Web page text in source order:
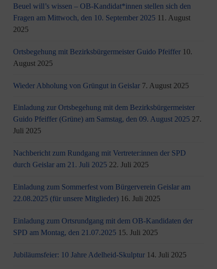
Beuel will’s wissen – OB-Kandidat*innen stellen sich den
Fragen am Mittwoch, den 10. September 2025 11. August
2025
Ortsbegehung mit Bezirksbürgermeister Guido Pfeiffer 10.
August 2025
Wieder Abholung von Grüngut in Geislar 7. August 2025
Einladung zur Ortsbegehung mit dem Bezirksbürgermeister
Guido Pfeiffer (Grüne) am Samstag, den 09. August 2025 27.
Juli 2025
Nachbericht zum Rundgang mit Vertreter:innen der SPD
durch Geislar am 21. Juli 2025 22. Juli 2025
Einladung zum Sommerfest vom Bürgerverein Geislar am
22.08.2025 (für unsere Mitglieder) 16. Juli 2025
Einladung zum Ortsrundgang mit dem OB-Kandidaten der
SPD am Montag, den 21.07.2025 15. Juli 2025
Jubiläumsfeier: 10 Jahre Adelheid-Skulptur 14. Juli 2025